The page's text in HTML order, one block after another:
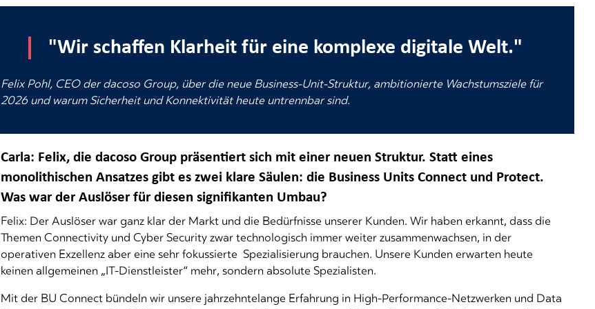
"Wir schaffen Klarheit für eine komplexe digitale Welt."
Felix Pohl, CEO der dacoso Group, über die neue Business-Unit-Struktur, ambitionierte Wachstumsziele für
2026 und warum Sicherheit und Konnektivität heute untrennbar sind.
Carla: Felix, die dacoso Group präsentiert sich mit einer neuen Struktur. Statt eines
monolithischen Ansatzes gibt es zwei klare Säulen: die Business Units Connect und Protect.
Was war der Auslöser für diesen signifikanten Umbau?
Felix: Der Auslöser war ganz klar der Markt und die Bedürfnisse unserer Kunden. Wir haben erkannt, dass die
Themen Connectivity und Cyber Security zwar technologisch immer weiter zusammenwachsen, in der
operativen Exzellenz aber eine sehr fokussierte Spezialisierung brauchen. Unsere Kunden erwarten heute
keinen allgemeinen „IT-Dienstleister“ mehr, sondern absolute Spezialisten.
Mit der BU Connect bündeln wir unsere jahrzehntelange Erfahrung in High-Performance-Netzwerken und Data